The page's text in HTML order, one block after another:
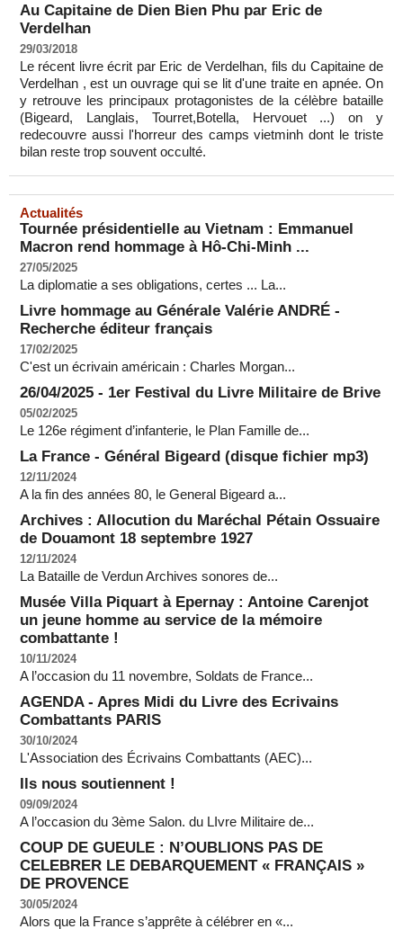
Au Capitaine de Dien Bien Phu par Eric de
Verdelhan
29/03/2018
Le récent livre écrit par Eric de Verdelhan, fils du Capitaine de
Verdelhan , est un ouvrage qui se lit d'une traite en apnée. On
y retrouve les principaux protagonistes de la célèbre bataille
(Bigeard, Langlais, Tourret,Botella, Hervouet ...) on y
redecouvre aussi l'horreur des camps vietminh dont le triste
bilan reste trop souvent occulté.
Actualités
Tournée présidentielle au Vietnam : Emmanuel
Macron rend hommage à Hô-Chi-Minh ...
27/05/2025
La diplomatie a ses obligations, certes ... La...
Livre hommage au Générale Valérie ANDRÉ -
Recherche éditeur français
17/02/2025
C'est un écrivain américain : Charles Morgan...
26/04/2025 - 1er Festival du Livre Militaire de Brive
05/02/2025
Le 126e régiment d’infanterie, le Plan Famille de...
La France - Général Bigeard (disque fichier mp3)
12/11/2024
A la fin des années 80, le General Bigeard a...
Archives : Allocution du Maréchal Pétain Ossuaire
de Douamont 18 septembre 1927
12/11/2024
La Bataille de Verdun Archives sonores de...
Musée Villa Piquart à Epernay : Antoine Carenjot
un jeune homme au service de la mémoire
combattante !
10/11/2024
A l’occasion du 11 novembre, Soldats de France...
AGENDA - Apres Midi du Livre des Ecrivains
Combattants PARIS
30/10/2024
L'Association des Écrivains Combattants (AEC)...
Ils nous soutiennent !
09/09/2024
A l’occasion du 3ème Salon. du LIvre Militaire de...
COUP DE GUEULE : N’OUBLIONS PAS DE
CELEBRER LE DEBARQUEMENT « FRANÇAIS »
DE PROVENCE
30/05/2024
Alors que la France s’apprête à célébrer en «...